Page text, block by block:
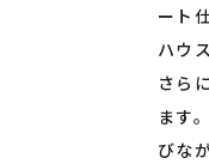
ート
ハウ
さら
ます
びな